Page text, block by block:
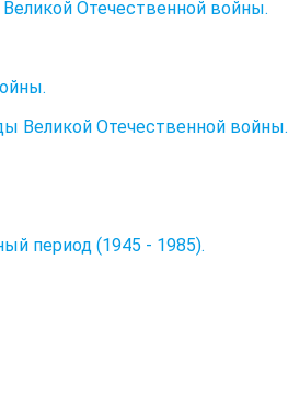
Отечественной войны.
Великой Отечественной войны.
период (1945 - 1985).